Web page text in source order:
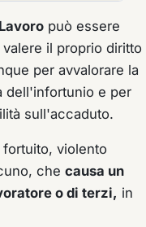
può essere
il proprio diritto
per avvalorare la
dell'infortunio e per
sull'accaduto.
violento
che causa un
o di terzi, in